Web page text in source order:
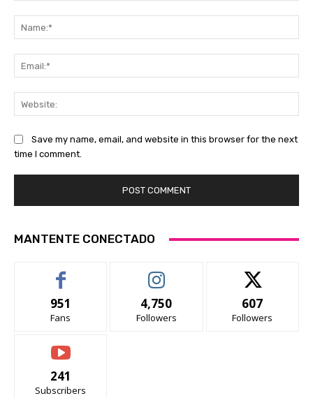
Save my name, email, and website in this browser for the next
time I comment.
MANTENTE CONECTADO
951
Fans
4,750
Followers
607
Followers
241
Subscribers